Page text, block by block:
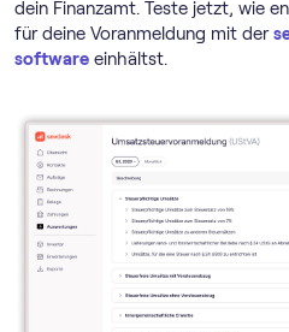
dein Finanzamt. Teste jetzt, wie
für deine Voranmeldung mit der
software einhältst.